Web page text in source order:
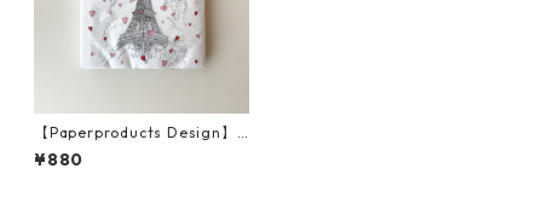
【Paperproducts Design】
ランチサイズ ペーパーナプキ
ン Paris Love ホワイト 20枚
¥880